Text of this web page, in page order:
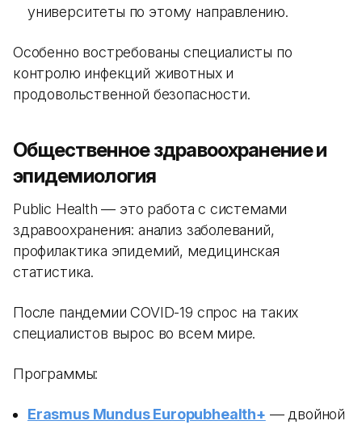
университеты по этому направлению.
Особенно востребованы специалисты по
контролю инфекций животных и
продовольственной безопасности.
Общественное здравоохранение и
эпидемиология
Public Health — это работа с системами
здравоохранения: анализ заболеваний,
профилактика эпидемий, медицинская
статистика.
После пандемии COVID-19 спрос на таких
специалистов вырос во всем мире.
Программы:
Erasmus Mundus Europubhealth+ — двойной